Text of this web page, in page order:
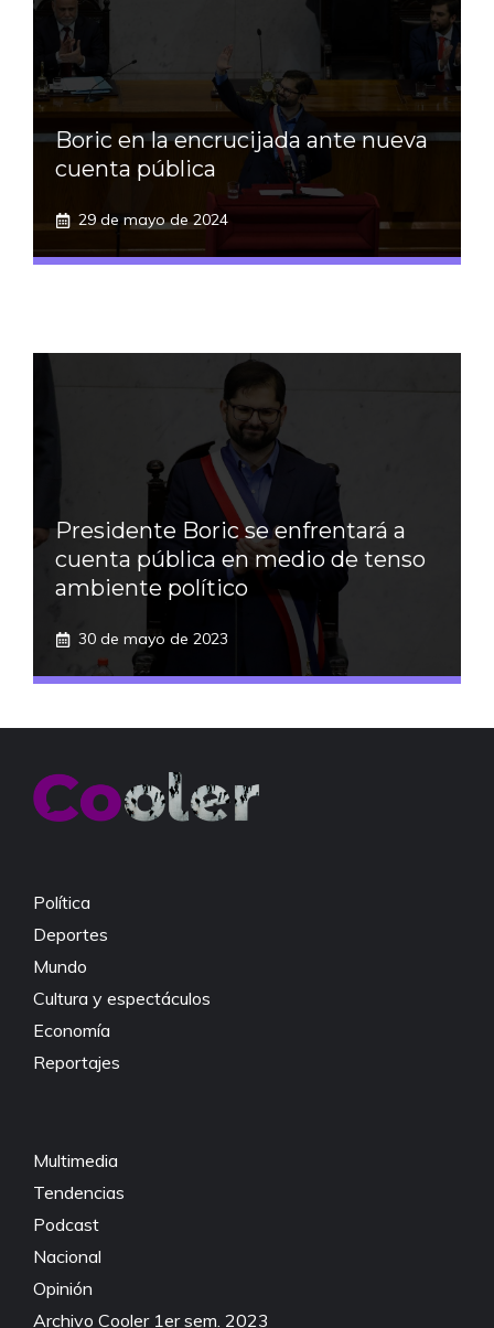
Boric en la encrucijada ante nueva
cuenta pública
29 de mayo de 2024
Presidente Boric se enfrentará a
cuenta pública en medio de tenso
ambiente político
30 de mayo de 2023
Política
Deportes
Mundo
Cultura y espectáculos
Economía
Reportajes
Multimedia
Tendencias
Podcast
Nacional
Opinión
Archivo Cooler 1er sem. 2023